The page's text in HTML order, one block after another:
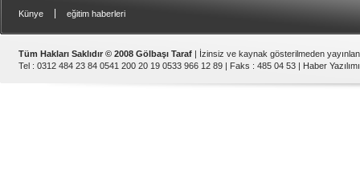
Künye eğitim haberleri
Tüm Hakları Saklıdır © 2008 Gölbaşı Taraf | İzinsiz ve kaynak gösterilmeden
Tel : 0312 484 23 84 0541 200 20 19 0533 966 12 89 | Faks : 485 04 53 | Haber Yazılımı